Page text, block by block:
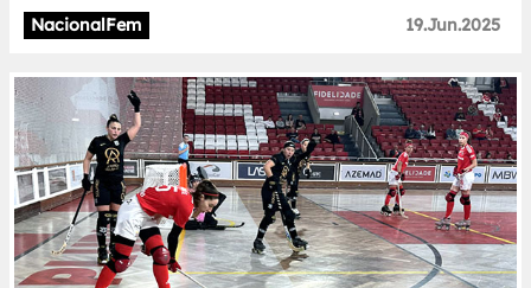
NacionalFem
19.Jun.2025